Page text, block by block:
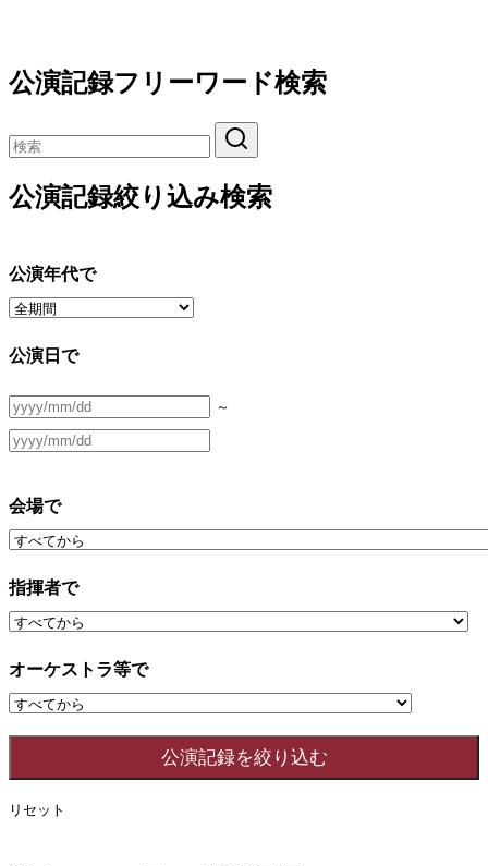
公演記録フリーワード検索
公演記録絞り込み検索
公演年代で
公演日で
～
会場で
指揮者で
オーケストラ等で
リセット